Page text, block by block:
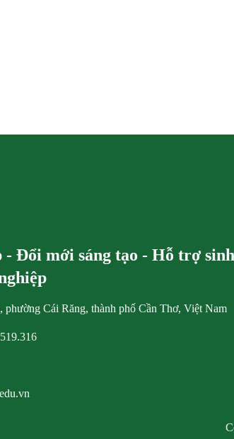
Đổi mới sáng tạo - Hỗ trợ sinh
Cái Răng, thành phố Cần Thơ, Việt Nam